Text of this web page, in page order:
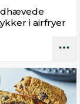
i airfryer